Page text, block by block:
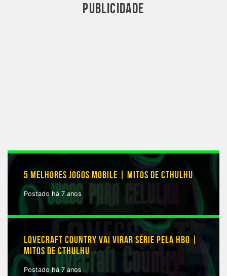
PUBLICIDADE
5 MELHORES JOGOS MOBILE | MITOS DE CTHULHU
Postado há 7 anos
LOVECRAFT COUNTRY VAI VIRAR SÉRIE PELA HBO |
MITOS DE CTHULHU
Postado há 7 anos